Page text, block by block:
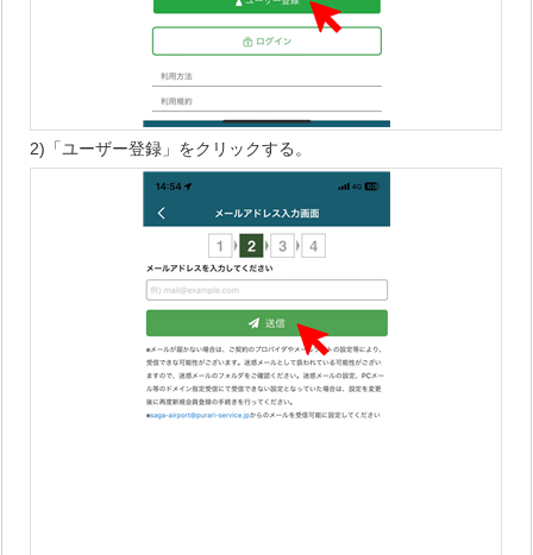
2)「ユーザー登録」をクリックする。